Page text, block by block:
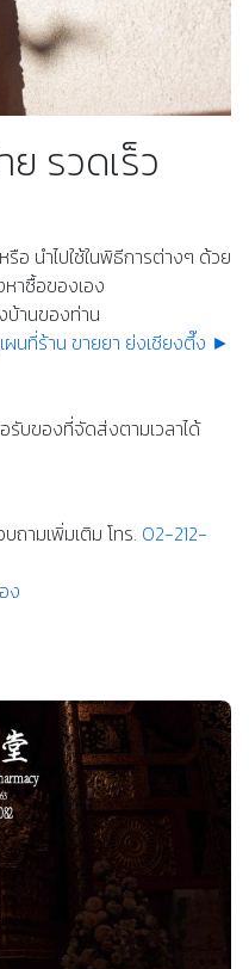
รวดเร็ว
อ นำไปใช้ในพิธีการต่างๆ ด้วย
าซื้อของเอง
บ้านของท่าน
ผนที่ร้าน ขายยา ย่งเชียงตึ๊ง ►
รับของที่จัดส่งตามเวลาได้
ถามเพิ่มเติม โทร. 02-212-
ง